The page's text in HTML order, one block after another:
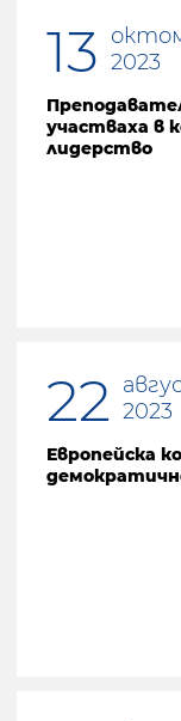
13 2023
участваха в
лидерство
22 2023
Европейска